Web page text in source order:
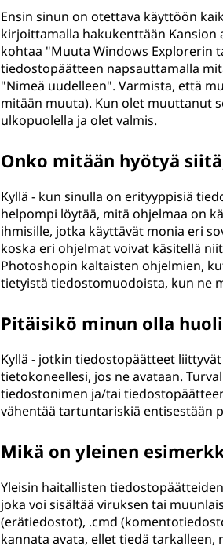
Ensin sinun on otettava käyttöön
kirjoittamalla hakukenttään Kansion
kohtaa "Muuta Windows Explorerin
tiedostopäätteen napsauttamalla
"Nimeä uudelleen". Varmista, että
mitään muuta). Kun olet muuttanut
ulkopuolella ja olet valmis.
Onko mitään hyötyä
Kyllä - kun sinulla on erityyppisiä
helpompi löytää, mitä ohjelmaa on
ihmisille, jotka käyttävät monia eri
koska eri ohjelmat voivat käsitellä
Photoshopin kaltaisten ohjelmien,
tietyistä tiedostomuodoista, kun ne
Pitäisikö minun olla
Kyllä - jotkin tiedostopäätteet
tietokoneellesi, jos ne avataan.
tiedostonimen ja/tai
vähentää tartuntariskiä entisestään
Mikä on yleinen
Yleisin haitallisten
joka voi sisältää viruksen tai
(erätiedostot), .cmd
kannata avata, ellet tiedä tarkalleen,